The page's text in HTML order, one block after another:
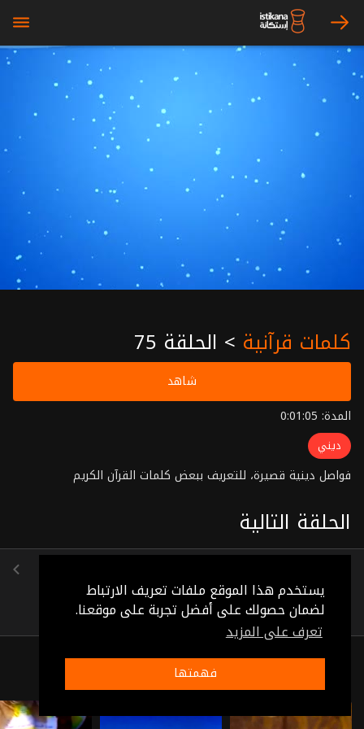
يستخدم هذا الموقع ملفات تعريف الارتباط
لضمان حصولك على أفضل تجربة على موقعنا.
تعرف على المزيد
فهمتها
arrow_right
bars
كلمات قرآنية > الحلقة 75
شاهد
المدة: 0:01:05
ديني
فواصل دينية قصيرة، للتعريف ببعض كلمات القرآن الكريم
الحلقة التالية
(0:00:38)